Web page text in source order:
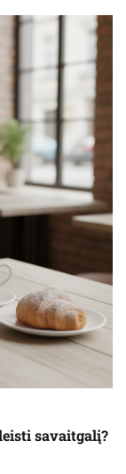
savaitgalį?